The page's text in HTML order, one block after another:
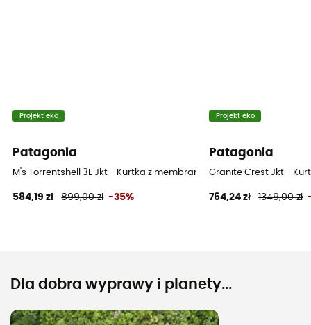
Projekt eko
Patagonia
M's Torrentshell 3L Jkt - Kurtka z membraną meska
584,19 zł 899,00 zł -35%
Projekt eko
Patagonia
Granite Crest Jkt -
764,24 zł 1349,00 zł
Dla dobra wyprawy i planety...